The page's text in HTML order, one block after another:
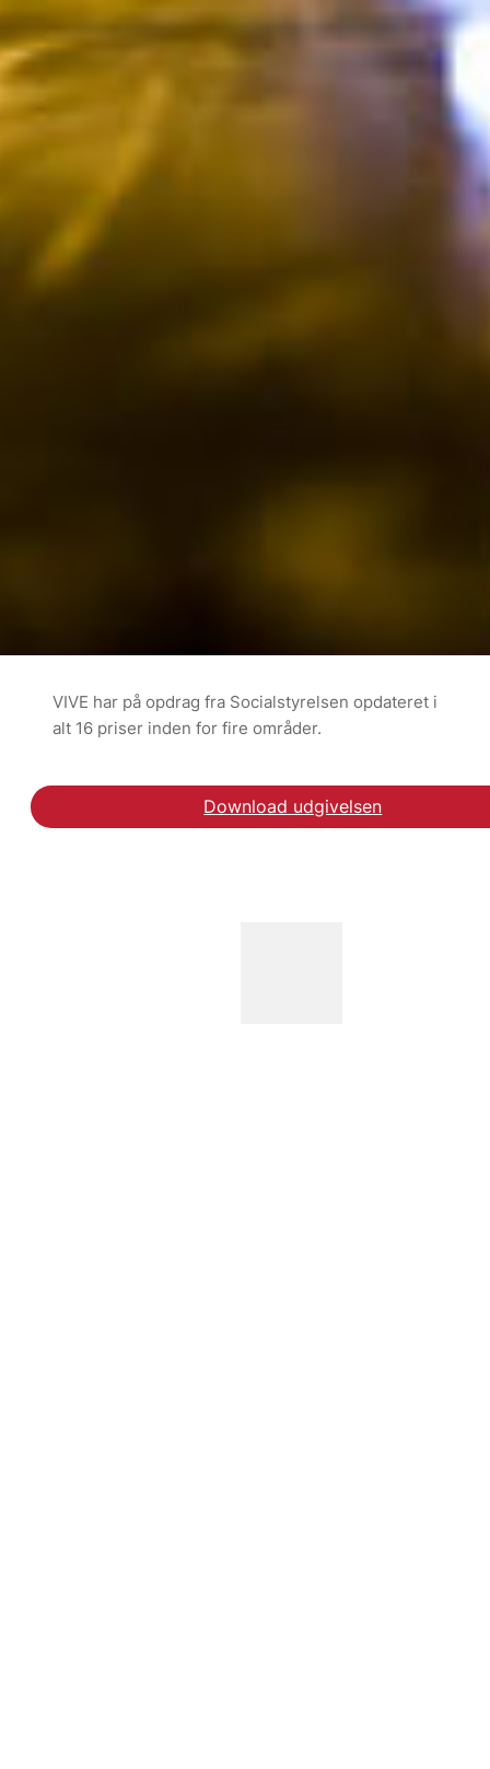
VIVE har på opdrag fra Socialstyrelsen opdateret i
alt 16 priser inden for fire områder.
Download udgivelsen
Læs "Opdatering af